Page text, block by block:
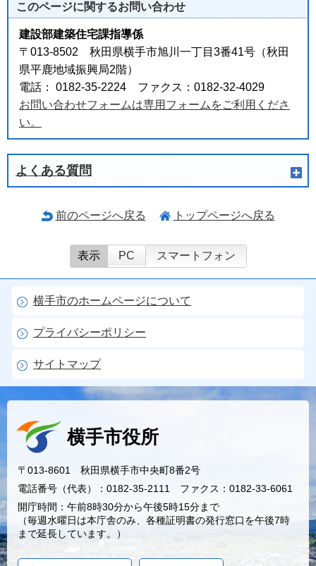
このページに関するお問い合わせ
建設部建築住宅課指導係
〒013-8502 秋田県横手市旭川一丁目3番41号（秋田
県平鹿地域振興局2階）
電話： 0182-35-2224 ファクス：0182-32-4029
お問い合わせフォームは専用フォームをご利用くださ
い。
よくある質問
前のページへ戻る トップページへ戻る
表示 PC スマートフォン
横手市のホームページについて
プライバシーポリシー
サイトマップ
横手市役所
〒013-8601 秋田県横手市中央町8番2号
電話番号（代表）：0182-35-2111 ファクス：0182-33-6061
開庁時間：午前8時30分から午後5時15分まで
（毎週水曜日は本庁舎のみ、各種証明書の発行窓口を午後7時
まで延長しています。）